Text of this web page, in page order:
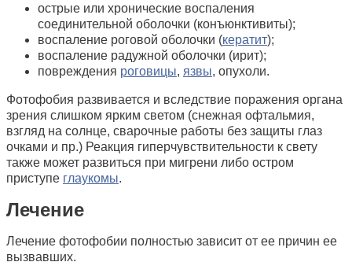
острые или хронические воспаления
соединительной оболочки (конъюнктивиты);
воспаление роговой оболочки (кератит);
воспаление радужной оболочки (ирит);
повреждения роговицы, язвы, опухоли.
Фотофобия развивается и вследствие поражения органа
зрения слишком ярким светом (снежная офтальмия,
взгляд на солнце, сварочные работы без защиты глаз
очками и пр.) Реакция гиперчувствительности к свету
также может развиться при мигрени либо остром
приступе глаукомы.
Лечение
Лечение фотофобии полностью зависит от ее причин ее
вызвавших.